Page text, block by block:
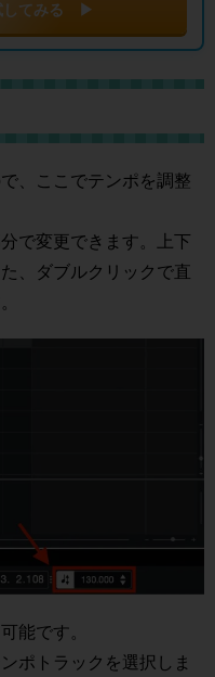
してみる ▶
、ここでテンポを調整
で変更できます。上下
、ダブルクリックで直
能です。
ポトラックを選択しま